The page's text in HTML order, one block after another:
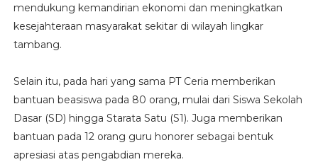
mendukung kemandirian ekonomi dan meningkatkan
kesejahteraan masyarakat sekitar di wilayah lingkar
tambang.
Selain itu, pada hari yang sama PT Ceria memberikan
bantuan beasiswa pada 80 orang, mulai dari Siswa Sekolah
Dasar (SD) hingga Starata Satu (S1). Juga memberikan
bantuan pada 12 orang guru honorer sebagai bentuk
apresiasi atas pengabdian mereka.